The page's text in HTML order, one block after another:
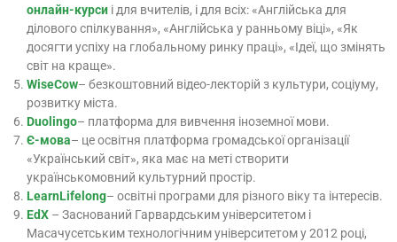
онлайн-курси і для вчителів, і для всіх: «Англійська для
ділового спілкування», «Англійська у ранньому віці», «Як
досягти успіху на глобальному ринку праці», «Ідеї, що змінять
світ на краще».
WiseCow– безкоштовний відео-лекторій з культури, соціуму,
розвитку міста.
Duolingo– платформа для вивчення іноземної мови.
Є-мова– це освітня платформа громадської організації
«Український світ», яка має на меті створити
українськомовний культурний простір.
LearnLifelong– освітні програми для різного віку та інтересів.
EdX – Заснований Гарвардським університетом і
Масачусетським технологічним університетом у 2012 році,